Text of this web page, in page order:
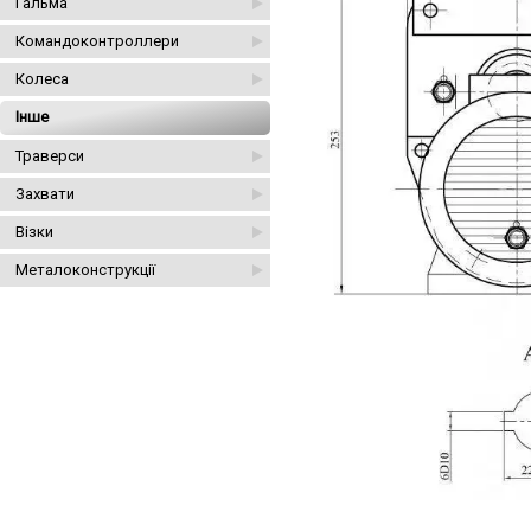
Командоконтроллери
Колеса
Інше
Траверси
Захвати
Візки
Металоконструкції